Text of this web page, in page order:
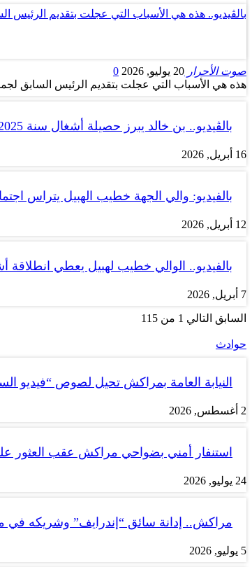
بالڤيديو.. هذه هي الأسباب التي عجلت بتقديم الرئيس
صوت الأحرار 20 يوليو, 2026
0
هذه هي الأسباب التي عجلت بتقديم الرئيس السابق
بالڤيديو.. بن خالد يبرز حصيلة أشغال سنة 2025 لغرفة التجارة والصناعة…
16 أبريل, 2026
بالفيديو: والي الجهة خطيب الهبيل يتراس
12 أبريل, 2026
بالفيديو.. الوالي خطيب لهبيل يعطي
7 أبريل, 2026
السابق التالي 1 من 115
حوادث
النيابة العامة بمراكش تحيل لصوص “فيديو
2 أغسطس, 2026
استنفار أمني بضواحي مراكش عقب العثور
24 يوليو, 2026
مراكش.. إدانة سائق “إندرايف” وشريكه
5 يوليو, 2026